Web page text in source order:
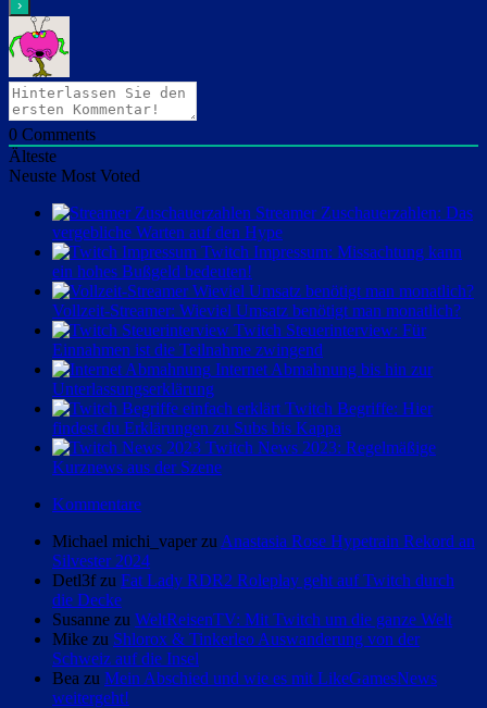
0 Comments
Älteste
Neuste Most Voted
Streamer Zuschauerzahlen: Das
vergebliche Warten auf den Hype
Twitch Impressum: Missachtung kann
ein hohes Bußgeld bedeuten!
Vollzeit-Streamer: Wieviel Umsatz benötigt man monatlich?
Twitch Steuerinterview: Für
Einnahmen ist die Teilnahme zwingend
Internet Abmahnung bis hin zur
Unterlassungserklärung
Twitch Begriffe: Hier
findest du Erklärungen zu Subs bis Kappa
Twitch News 2023: Regelmäßige
Kurznews aus der Szene
Kommentare
Michael michi_vaper zu Anastasia Rose Hypetrain Rekord an
Silvester 2024
Detl3f zu Fat Lady RDR2 Roleplay geht auf Twitch durch
die Decke
Susanne zu WeltReisenTV: Mit Twitch um die ganze Welt
Mike zu Shlorox & Tinkerleo Auswanderung von der
Schweiz auf die Insel
Bea zu Mein Abschied und wie es mit LikeGamesNews
weitergeht!